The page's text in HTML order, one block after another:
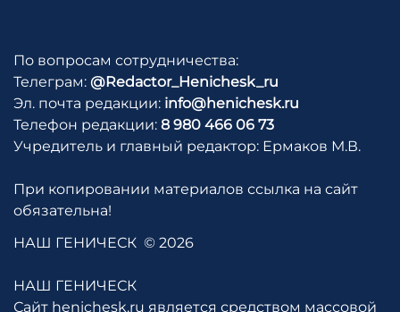
По вопросам сотрудничества:
Телеграм: @Redactor_Henichesk_ru
Эл. почта редакции: info@henichesk.ru
Телефон редакции: 8 980 466 06 73
Учредитель и главный редактор: Ермаков М.В.
При копировании материалов ссылка на сайт
обязательна!
НАШ ГЕНИЧЕСК © 2026
НАШ ГЕНИЧЕСК
Сайт henichesk.ru является средством массовой